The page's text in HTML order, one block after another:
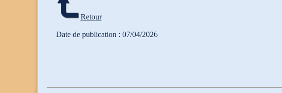
Retour
Date de publication : 07/04/2026